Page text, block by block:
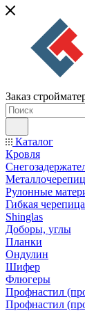
Заказ
Каталог
Кровля
Рулонные
Гибкая черепица
Shinglas
Доборы, углы
Планки
Ондулин
Шифер
Флюгеры
Профнастил
Профнастил